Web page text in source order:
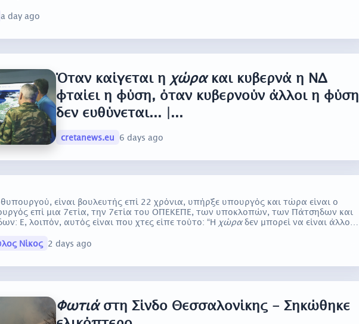
a day ago
Όταν καίγεται η χώρακαι κυβερνά η ΝΔ
φταίει η φύση, όταν κυβερνούν άλλοι η φύση
δεν ευθύνεται... |...
cretanews.eu 6 days ago
είναι βουλευτής επί 22 χρόνια, υπήρξε υπουργός και τώρα είναι ο
επί μια 7ετία, την 7ετία του ΟΠΕΚΕΠΕ, των υποκλοπών, των Πάτσηδων και
Ε, λοιπόν, αυτός είναι που χτες είπε τούτο: “Η χώραδεν μπορεί να είναι άλλο…
Νίκος 2 days ago
Φωτιάστη Σίνδο Θεσσαλονίκης - Σηκώθηκε